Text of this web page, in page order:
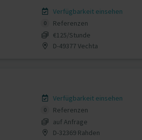
Verfügbarkeit einsehen
0
Referenzen
€125/Stunde
D-49377 Vechta
Verfügbarkeit einsehen
0
Referenzen
auf Anfrage
D-32369 Rahden